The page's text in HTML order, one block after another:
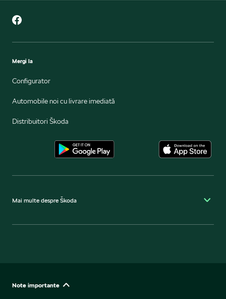
Mergi la
Configurator
Automobile noi cu livrare imediată
Distribuitori Škoda
Mai multe despre Škoda
Note importante